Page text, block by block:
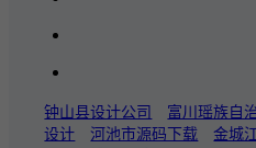
钟山县设计公司 富川瑶族自
设计
河池市源码下载 金城